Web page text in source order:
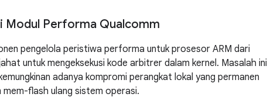
Modul Performa Qualcomm
pengelola peristiwa performa untuk prosesor ARM dari
untuk mengeksekusi kode arbitrer dalam kernel. Masalah ini
adanya kompromi perangkat lokal yang permanen
mem-flash ulang sistem operasi.